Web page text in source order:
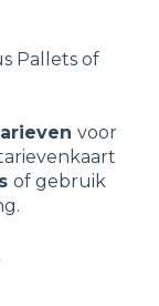
Pallets of
voor
of gebruik